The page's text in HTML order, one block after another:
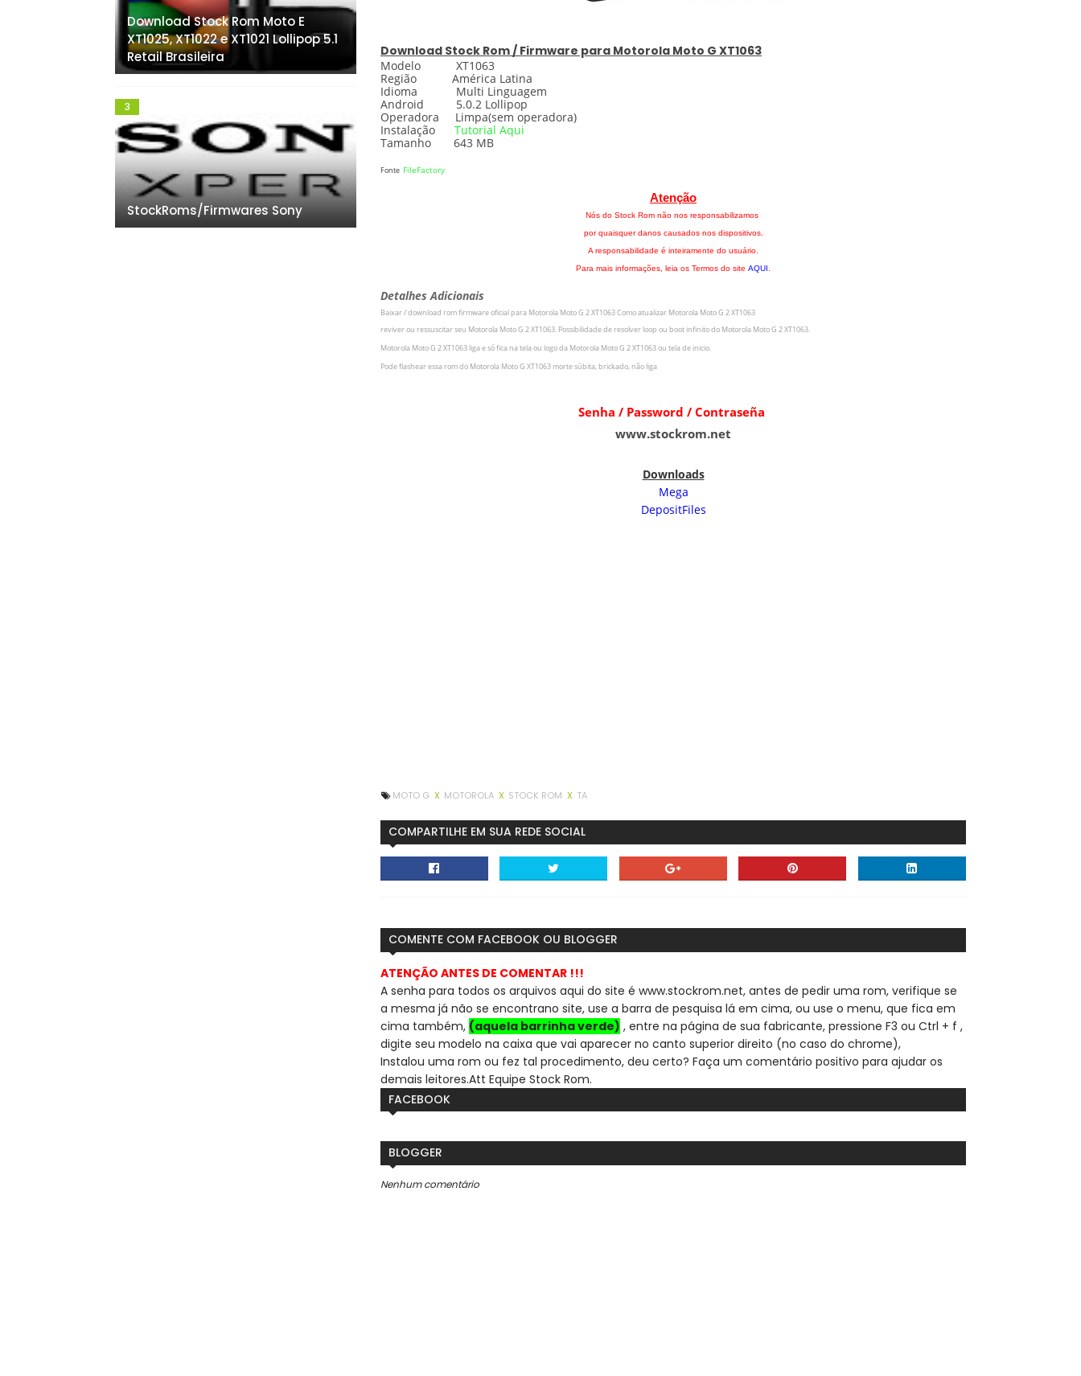
Download Stock Rom / Firmware para Motorola Moto G XT1063
Modelo XT1063
Região América Latina
Idioma Multi Linguagem
Android 5.0.2 Lollipop
Operadora Limpa(sem operadora)
Instalação Tutorial Aqui
Tamanho 643 MB
Fonte FileFactory
Atenção
Nós do Stock Rom não nos responsabilizamos
por quaisquer danos causados nos dispositivos.
A responsabilidade é inteiramente do usuário.
Para mais informações, leia os Termos do site AQUI
Detalhes Adicionais
Baixar / download rom firmware oficial para Motorola Moto G 2 XT1063Como atualizar Motorola Moto G 2 XT1063
reviver ou ressuscitar seu Motorola Moto G 2 XT1063. Possibilidade de resolver loop ou boot infinito do Motorola Moto G 2 XT1063.
Motorola Moto G 2 XT1063 liga e só fica na tela ou logo da Motorola Moto G 2 XT1063ou tela de inicio.
Pode flashear essa rom do Motorola Moto G XT1063 morte súbita, brickado, não liga
Senha / Password / Contraseña
www.stockrom.net
Downloads
Mega
DepositFiles
MOTO G X MOTOROLA X STOCK ROM X TA
COMPARTILHE EM SUA REDE SOCIAL
COMENTE COM FACEBOOK OU BLOGGER
ATENÇÃO ANTES DE COMENTAR !!!
A senha para todos os arquivos aqui do site é www.stockrom.net, antes de pedir uma rom, verifique se
a mesma já não se encontrano site, use a barra de pesquisa lá em cima, ou use o menu, que fica em
cima também, (aquela barrinha verde) , entre na página de sua fabricante, pressione F3 ou Ctrl + f ,
digite seu modelo na caixa que vai aparecer no canto superior direito (no caso do chrome),
Instalou uma rom ou fez tal procedimento, deu certo? Faça um comentário positivo para ajudar os
demais leitores.Att Equipe Stock Rom.
FACEBOOK
BLOGGER
Nenhum comentário
Download Stock Rom Moto E
XT1025, XT1022 e XT1021 Lollipop 5.1
Retail Brasileira
StockRoms/Firmwares Sony